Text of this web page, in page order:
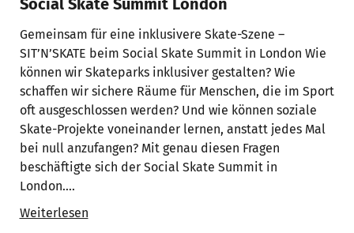
Social Skate Summit London
Gemeinsam für eine inklusivere Skate-Szene –
SIT’N’SKATE beim Social Skate Summit in London Wie
können wir Skateparks inklusiver gestalten? Wie
schaffen wir sichere Räume für Menschen, die im Sport
oft ausgeschlossen werden? Und wie können soziale
Skate-Projekte voneinander lernen, anstatt jedes Mal
bei null anzufangen? Mit genau diesen Fragen
beschäftigte sich der Social Skate Summit in
London….
Weiterlesen